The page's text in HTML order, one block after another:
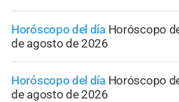
Horóscopo del día Horóscopo
de agosto de 2026
Horóscopo del día Horóscopo
de agosto de 2026